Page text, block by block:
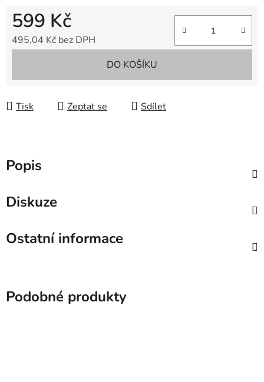
599 Kč
495,04 Kč bez DPH
DO KOŠÍKU
Tisk Zeptat se Sdílet
Popis
Diskuze
Ostatní informace
Podobné produkty